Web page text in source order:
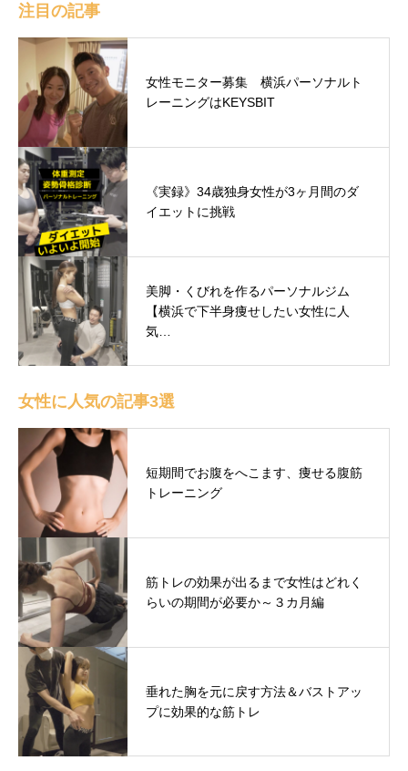
注目の記事
女性モニター募集 横浜パーソナルト
レーニングはKEYSBIT
《実録》34歳独身女性が3ヶ月間のダ
イエットに挑戦
美脚・くびれを作るパーソナルジム
【横浜で下半身痩せしたい女性に人
気…
女性に人気の記事3選
短期間でお腹をへこます、痩せる腹筋
トレーニング
筋トレの効果が出るまで女性はどれく
らいの期間が必要か～３カ月編
垂れた胸を元に戻す方法＆バストアッ
プに効果的な筋トレ